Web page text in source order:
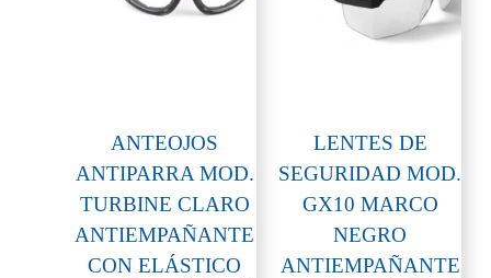
ANTEOJOS
ANTIPARRA MOD.
TURBINE CLARO
ANTIEMPAÑANTE
CON ELÁSTICO
LENTES DE
SEGURIDAD MOD.
GX10 MARCO
NEGRO
ANTIEMPAÑANTE